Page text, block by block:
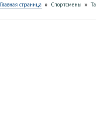
Главная страница » Спортсмены »